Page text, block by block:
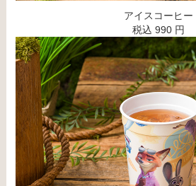
アイスコーヒー
税込 990 円